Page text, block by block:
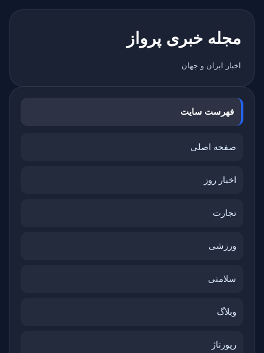
مجله خبری پرواز
اخبار ایران و جهان
فهرست سایت
صفحه اصلی
اخبار روز
تجارت
ورزشی
سلامتی
وبلاگ
رپورتاژ